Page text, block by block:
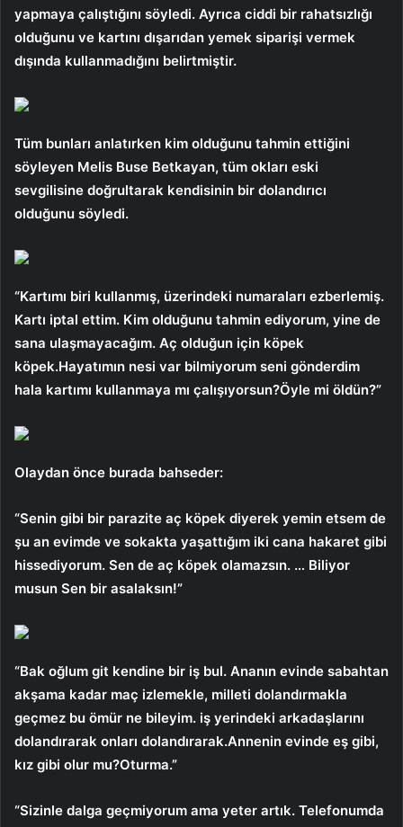
yapmaya çalıştığını söyledi. Ayrıca ciddi bir rahatsızlığı
olduğunu ve kartını dışarıdan yemek siparişi vermek
dışında kullanmadığını belirtmiştir.
Tüm bunları anlatırken kim olduğunu tahmin ettiğini
söyleyen Melis Buse Betkayan, tüm okları eski
sevgilisine doğrultarak kendisinin bir dolandırıcı
olduğunu söyledi.
“Kartımı biri kullanmış, üzerindeki numaraları ezberlemiş.
Kartı iptal ettim. Kim olduğunu tahmin ediyorum, yine de
sana ulaşmayacağım. Aç olduğun için köpek
köpek.Hayatımın nesi var bilmiyorum seni gönderdim
hala kartımı kullanmaya mı çalışıyorsun?Öyle mi öldün?”
Olaydan önce burada bahseder:
“Senin gibi bir parazite aç köpek diyerek yemin etsem de
şu an evimde ve sokakta yaşattığım iki cana hakaret gibi
hissediyorum. Sen de aç köpek olamazsın. … Biliyor
musun Sen bir asalaksın!”
“Bak oğlum git kendine bir iş bul. Ananın evinde sabahtan
akşama kadar maç izlemekle, milleti dolandırmakla
geçmez bu ömür ne bileyim. iş yerindeki arkadaşlarını
dolandırarak onları dolandırarak.Annenin evinde eş gibi,
kız gibi olur mu?Oturma.”
“Sizinle dalga geçmiyorum ama yeter artık. Telefonumda